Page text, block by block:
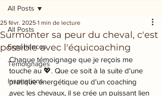
All Posts
Expériences
Témoignages
Inspirations
All Posts
Surmonter sa peur du cheval, c'est
possible avec l'équicoaching
25 févr. 2025 1 min de lecture
Chaque témoignage que je reçois me
touche au 💖. Que ce soit à la suite d'une
pratique énergétique ou d'un coaching
avec les chevaux, il se crée un puissant lien